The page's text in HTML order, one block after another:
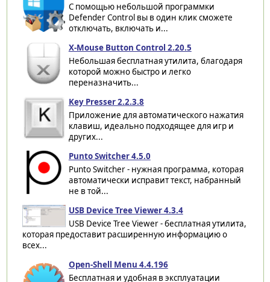
С помощью небольшой программки
Defender Control вы в один клик сможете
отключать, включать и...
X-Mouse Button Control 2.20.5
Небольшая бесплатная утилита, благодаря
которой можно быстро и легко
переназначить...
Key Presser 2.2.3.8
Приложение для автоматического нажатия
клавиш, идеально подходящее для игр и
других...
Punto Switcher 4.5.0
Punto Switcher - нужная программа, которая
автоматически исправит текст, набранный
не в той...
USB Device Tree Viewer 4.3.4
USB Device Tree Viewer - бесплатная утилита,
которая предоставит расширенную информацию о
всех...
Open-Shell Menu 4.4.196
Бесплатная и удобная в эксплуатации